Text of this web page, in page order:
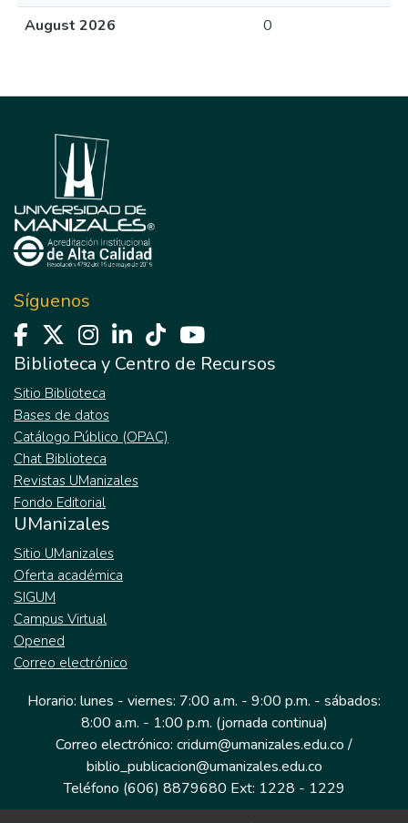
August 2026
0
Síguenos
Biblioteca y Centro de Recursos
Sitio Biblioteca
Bases de datos
Catálogo Público (OPAC)
Chat Biblioteca
Revistas UManizales
Fondo Editorial
UManizales
Sitio UManizales
Oferta académica
SIGUM
Campus Virtual
Opened
Correo electrónico
Horario: lunes - viernes: 7:00 a.m. - 9:00 p.m. - sábados:
8:00 a.m. - 1:00 p.m. (jornada continua)
Correo electrónico: cridum@umanizales.edu.co /
biblio_publicacion@umanizales.edu.co
Teléfono (606) 8879680 Ext: 1228 - 1229